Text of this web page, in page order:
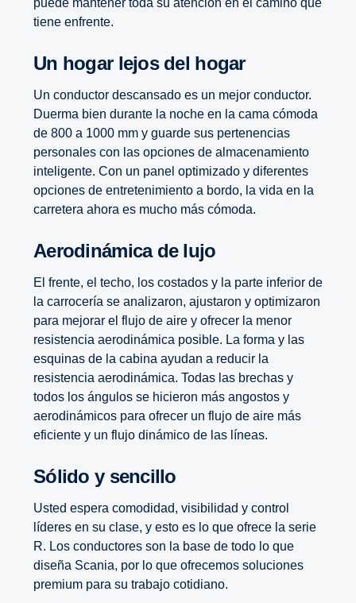
puede mantener toda su atención en el camino que
tiene enfrente.
Un hogar lejos del hogar
Un conductor descansado es un mejor conductor.
Duerma bien durante la noche en la cama cómoda
de 800 a 1000 mm y guarde sus pertenencias
personales con las opciones de almacenamiento
inteligente. Con un panel optimizado y diferentes
opciones de entretenimiento a bordo, la vida en la
carretera ahora es mucho más cómoda.
aerodinámica de lujo
El frente, el techo, los costados y la parte inferior de
la carrocería se analizaron, ajustaron y optimizaron
para mejorar el flujo de aire y ofrecer la menor
resistencia aerodinámica posible. La forma y las
esquinas de la cabina ayudan a reducir la
resistencia aerodinámica. Todas las brechas y
todos los ángulos se hicieron más angostos y
aerodinámicos para ofrecer un flujo de aire más
eficiente y un flujo dinámico de las líneas.
Sólido y sencillo
Usted espera comodidad, visibilidad y control
líderes en su clase, y esto es lo que ofrece la serie
R. Los conductores son la base de todo lo que
diseña Scania, por lo que ofrecemos soluciones
premium para su trabajo cotidiano.